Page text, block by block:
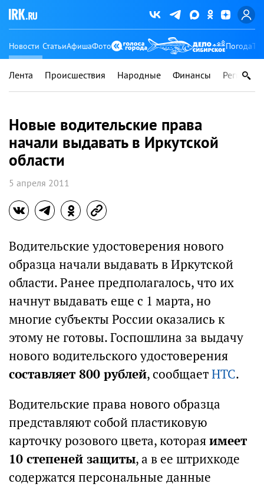
Новости СтатьиАфишаФото Погода
Лента Происшествия Народные Финансы Регионы
Новые водительские права
начали выдавать в Иркутской
области
5 апреля 2011
Водительские удостоверения нового
образца начали выдавать в Иркутской
области. Ранее предполагалось, что их
начнут выдавать еще с 1 марта, но
многие субъекты России оказались к
этому не готовы. Госпошлина за выдачу
нового водительского удостоверения
составляет 800 рублей, сообщаетНТС.
Водительские права нового образца
представляют собой пластиковую
карточку розового цвета, котораяимеет
10 степеней защиты, а в ее штрихкоде
содержатся персональные данные